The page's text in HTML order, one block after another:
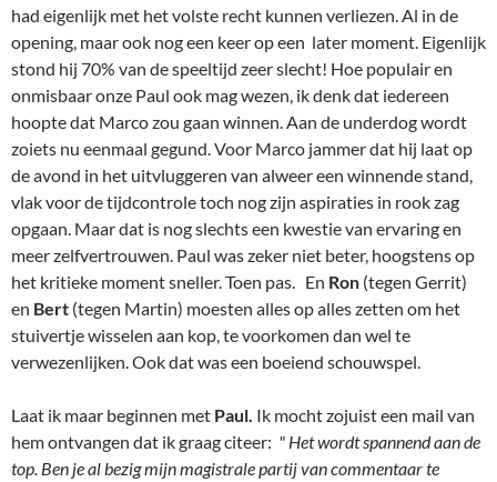
had eigenlijk met het volste recht kunnen verliezen. Al in de
opening, maar ook nog een keer op een later moment. Eigenlijk
stond hij 70% van de speeltijd zeer slecht! Hoe populair en
onmisbaar onze Paul ook mag wezen, ik denk dat iedereen
hoopte dat Marco zou gaan winnen. Aan de underdog wordt
zoiets nu eenmaal gegund. Voor Marco jammer dat hij laat op
de avond in het uitvluggeren van alweer een winnende stand,
vlak voor de tijdcontrole toch nog zijn aspiraties in rook zag
opgaan. Maar dat is nog slechts een kwestie van ervaring en
meer zelfvertrouwen. Paul was zeker niet beter, hoogstens op
het kritieke moment sneller. Toen pas. En Ron (tegen Gerrit)
en Bert (tegen Martin) moesten alles op alles zetten om het
stuivertje wisselen aan kop, te voorkomen dan wel te
verwezenlijken. Ook dat was een boeiend schouwspel.
Laat ik maar beginnen met Paul. Ik mocht zojuist een mail van
hem ontvangen dat ik graag citeer: " Het wordt spannend aan de
top. Ben je al bezig mijn magistrale partij van commentaar te